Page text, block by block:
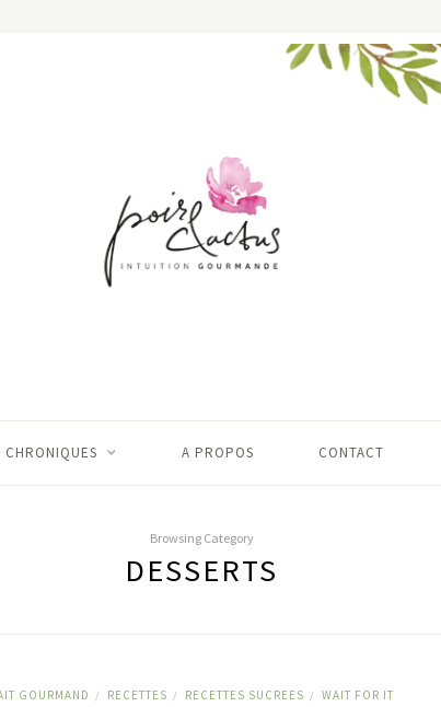
CHRONIQUES A PROPOS CONTACT
Browsing Category
DESSERTS
GOURMAND / RECETTES / RECETTES SUCREES / WAIT FOR IT